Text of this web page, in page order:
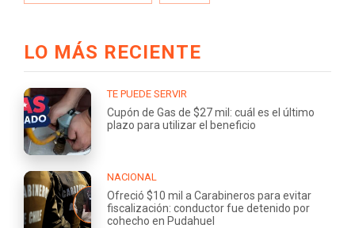
LO MÁS RECIENTE
TE PUEDE SERVIR
Cupón de Gas de $27 mil: cuál es el último
plazo para utilizar el beneficio
NACIONAL
Ofreció $10 mil a Carabineros para evitar
fiscalización: conductor fue detenido por
cohecho en Pudahuel